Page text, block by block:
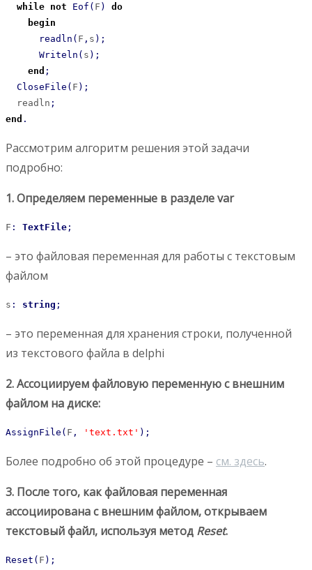
while not Eof ( F )
do
begin
readln ( F , s ) ;
Writeln ( s ) ;
end ;
CloseFile ( F ) ;
  readln
;
end .
Рассмотрим алгоритм решения этой задачи
подробно:
1. Определяем переменные в разделе var
F : TextFile ;
– это файловая переменная для работы с текстовым
файлом
s : string ;
– это переменная для хранения строки, полученной
из текстового файла в delphi
2. Ассоциируем файловую переменную с внешним
файлом на диске:
AssignFile ( F , 'text.txt' ) ;
Более подробно об этой процедуре – см. здесь.
3. После того, как файловая переменная
ассоциирована с внешним файлом, открываем
текстовый файл, используя метод Reset.
Reset ( F ) ;